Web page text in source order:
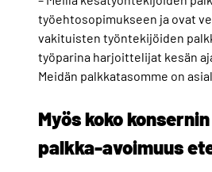
työehtosopimukseen ja ovat
vakituisten työntekijöiden
työparina harjoittelijat kesän
Meidän palkkatasomme on
Myös koko
palkka-avoimuus